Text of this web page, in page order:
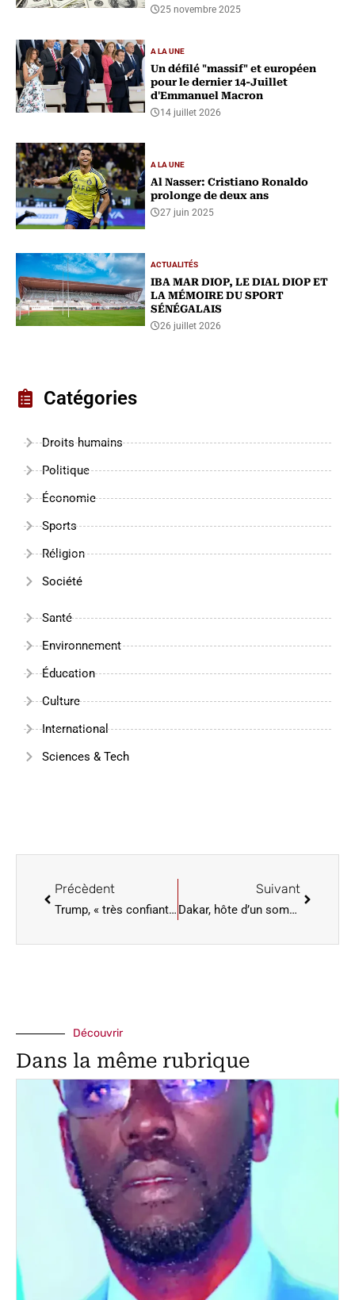
25 novembre 2025
A LA UNE
Un défilé "massif" et européen
pour le dernier 14-Juillet
d'Emmanuel Macron
14 juillet 2026
A LA UNE
Al Nasser: Cristiano Ronaldo
prolonge de deux ans
27 juin 2025
ACTUALITÉS
IBA MAR DIOP, LE DIAL DIOP ET
LA MÉMOIRE DU SPORT
SÉNÉGALAIS
26 juillet 2026
Catégories
Droits humains
Politique
Économie
Sports
Réligion
Société
Santé
Environnement
Éducation
Culture
International
Sciences & Tech
Précèdent
Trump, « très confiant », veut arracher à Netanyahu un accord sur Gaza
Suivant
Dakar, hôte d’un sommet africain sur la lutte contre la désinformation
Découvrir
Dans la même rubrique